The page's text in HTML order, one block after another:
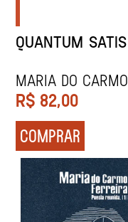
QUANTUM SATIS
Maria do Carmo
Ferreira
R$ 82,00
COMPRAR